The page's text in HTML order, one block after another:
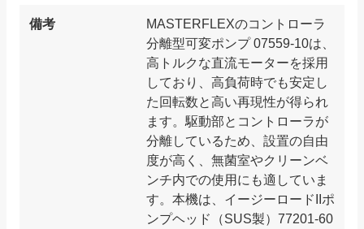
備考
MASTERFLEXのコントローラ
分離型可変ポンプ 07559-10は、
高トルクな直流モーターを採用
しており、高負荷時でも安定し
た回転数と高い再現性が得られ
ます。駆動部とコントローラが
分離しているため、設置の自由
度が高く、無菌室やクリーンベ
ンチ内での使用にも適していま
す。本機は、イージーロードIIポ
ンプヘッド（SUS製）77201-60